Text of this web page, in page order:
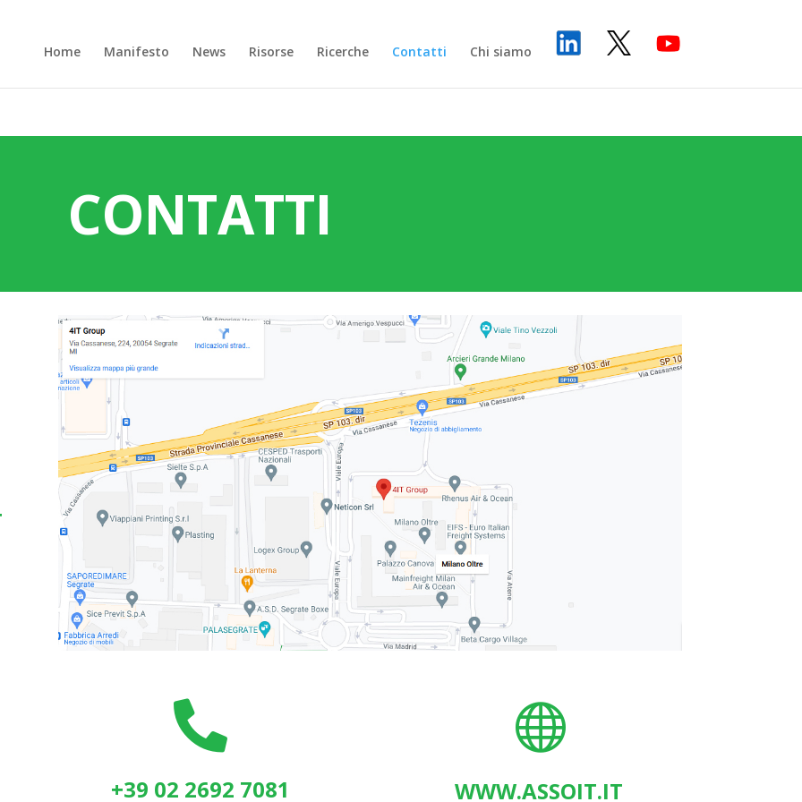
Home Manifesto News Risorse Ricerche Contatti Chi siamo
CONTATTI

+39 02 2692 7081

WWW.ASSOIT.IT